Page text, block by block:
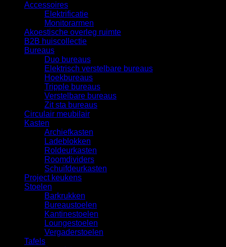
Accessoires
Elektrificatie
Monitorarmen
Akoestische overleg ruimte
B2B huiscollectie
Bureaus
Duo bureaus
Elektrisch verstelbare bureaus
Hoekbureaus
Tripple bureaus
Verstelbare bureaus
Zit sta bureaus
Circulair meubilair
Kasten
Archiefkasten
Ladeblokken
Roldeurkasten
Roomdividers
Schuifdeurkasten
Project keukens
Stoelen
Barkrukken
Bureaustoelen
Kantinestoelen
Loungestoelen
Vergaderstoelen
Tafels